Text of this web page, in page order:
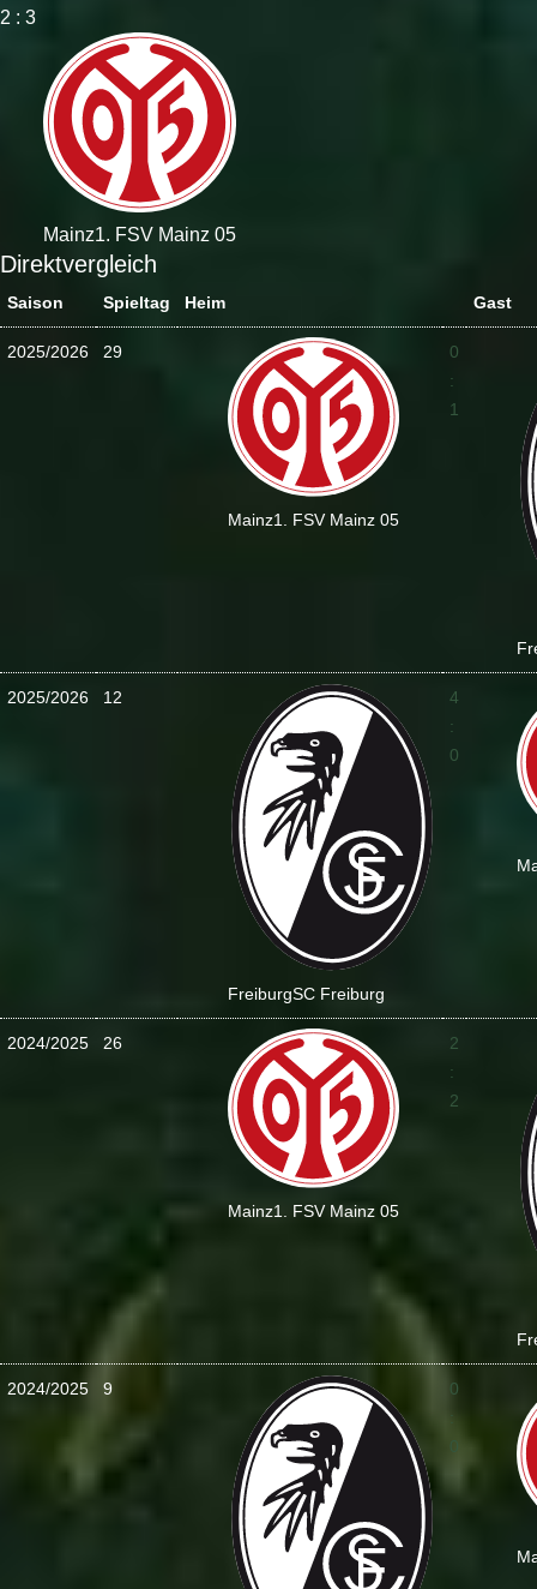
2 : 3
Mainz1. FSV Mainz 05
Direktvergleich
Saison Spieltag Heim Gast
2025/2026 29
Mainz1. FSV Mainz 05
0
:
1
2025/2026 12
FreiburgSC Freiburg
4
:
0
2024/2025 26
Mainz1. FSV Mainz 05
2
:
2
2024/2025 9
0